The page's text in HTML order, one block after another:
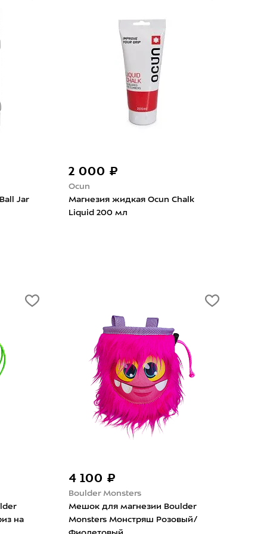
Jar
2 000 ₽
Ocun
Магнезия жидкая Ocun Chalk
Liquid 200 мл
на
4 100 ₽
Boulder Monsters
Мешок для магнезии Boulder
Monsters Монстряш Розовый/